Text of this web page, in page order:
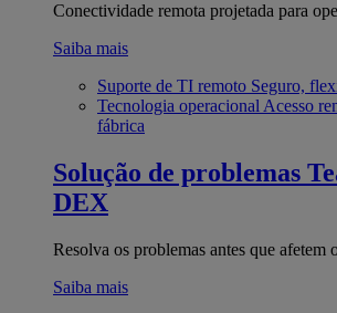
Conectividade remota projetada para
Saiba mais
Suporte de TI remoto Seguro,
Tecnologia operacional Acesso
fábrica
Solução de problemas
DEX
Resolva os problemas antes que afetem
Saiba mais